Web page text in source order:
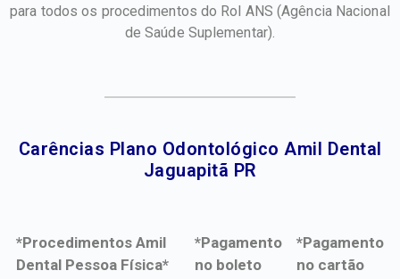
para todos os procedimentos do Rol ANS(Agência Nacional
de Saúde Suplementar).
Carências Plano Odontológico Amil Dental
Jaguapitã PR​
*Procedimentos Amil
Dental Pessoa Física*
*Pagamento
no boleto
*Pagamento
no cartão